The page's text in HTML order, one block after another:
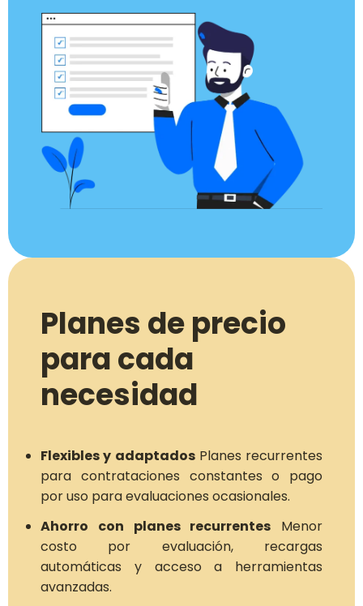
Planes de precio
para cada
necesidad
Flexibles y adaptadosPlanes recurrentes
para contrataciones constantes o pago
por uso para evaluaciones ocasionales.
Ahorro con planes recurrentes Menor
costo por evaluación, recargas
automáticas y acceso a herramientas
avanzadas.